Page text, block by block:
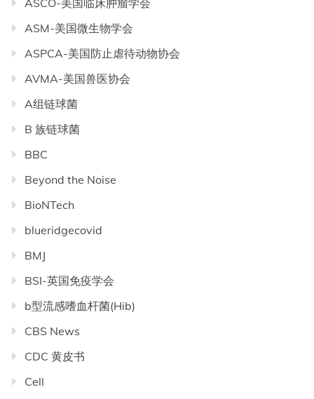
ASCO-美国临床肿瘤学会
ASM-美国微生物学会
ASPCA-美国防止虐待动物协会
AVMA-美国兽医协会
A组链球菌
B 族链球菌
BBC
Beyond the Noise
BioNTech
blueridgecovid
BMJ
BSI-英国免疫学会
b型流感嗜血杆菌(Hib)
CBS News
CDC 黄皮书
Cell